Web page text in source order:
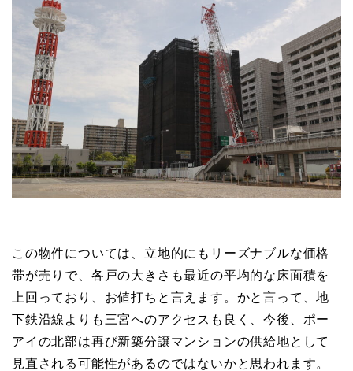
この物件については、立地的にもリーズナブルな価格
帯が売りで、各戸の大きさも最近の平均的な床面積を
上回っており、お値打ちと言えます。かと言って、地
下鉄沿線よりも三宮へのアクセスも良く、今後、ポー
アイの北部は再び新築分譲マンションの供給地として
見直される可能性があるのではないかと思われます。